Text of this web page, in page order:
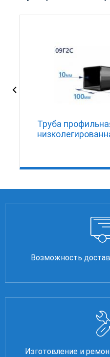
Труба
Возможность
Изготовление и